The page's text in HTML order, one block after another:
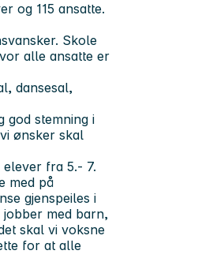
og 115 ansatte.
Skole
alle ansatte er
dansesal,
god stemning i
ønsker skal
fra 5.- 7.
med på
gjenspeiles i
med barn,
skal vi voksne
for at alle